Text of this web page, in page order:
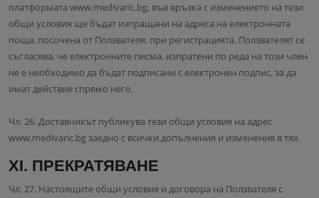
платформата www.medivaric.bg, във връзка с изменението на тези
общи условия ще бъдат изпращани на адреса на електронната
поща, посочена от Ползвателя, при регистрацията. Ползвателят се
съгласява, че електронните писма, изпратени по реда на този член
не е необходимо да бъдат подписани с електронен подпис, за да
имат действие спрямо него.
Чл. 26. Доставчикът публикува тези общи условия на адрес
www.medivaric.bg заедно с всички допълнения и изменения в тях.
XI. ПРЕКРАТЯВАНЕ
Чл. 27. Настоящите общи условия и договора на Ползвателя с